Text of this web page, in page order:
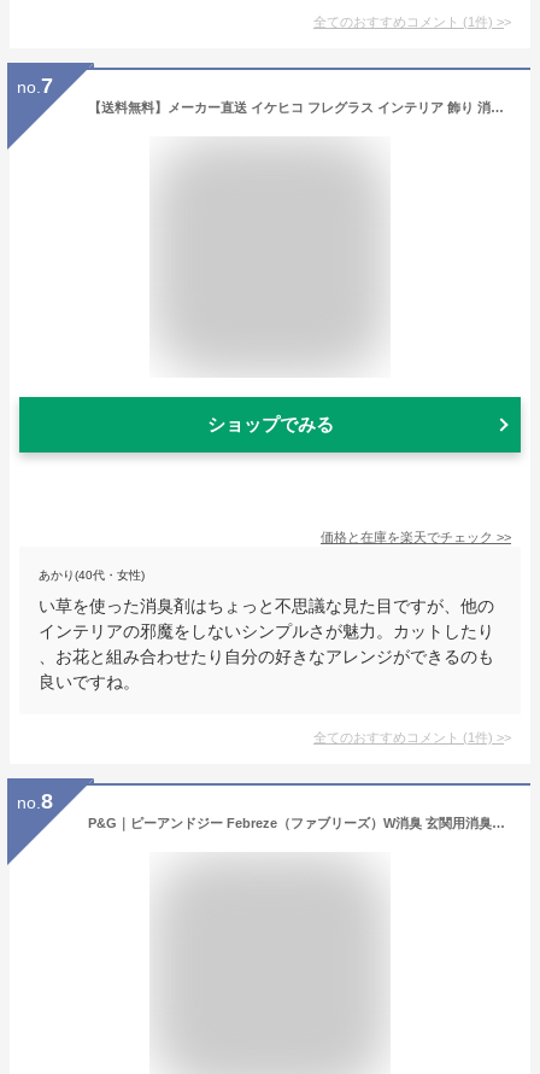
全てのおすすめコメント (1件) >
no. 7
【送料無料】メーカー直送 イケヒコ フレグラス インテリア 飾り 消臭剤 おしゃれ 落ち着く リビングインテリア 玄関飾り イエロー 約70cm×50g
ショップでみる
価格と在庫を楽天でチェック >>
あかり(40代・女性)
い草を使った消臭剤はちょっと不思議な見た目ですが、他の
インテリアの邪魔をしないシンプルさが魅力。カットしたり
、お花と組み合わせたり自分の好きなアレンジができるのも
良いですね。
全てのおすすめコメント (1件) >
no. 8
P&G｜ピーアンドジー Febreze（ファブリーズ）W消臭 玄関用消臭剤 フレンチ・リネン&ジャスミン 7ml